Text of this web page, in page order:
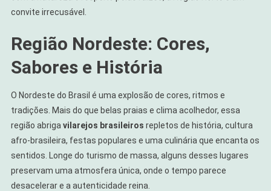
convite irrecusável.
Região Nordeste: Cores,
Sabores e História
O Nordeste do Brasil é uma explosão de cores, ritmos e
tradições. Mais do que belas praias e clima acolhedor, essa
região abriga vilarejos brasileiros repletos de história, cultura
afro-brasileira, festas populares e uma culinária que encanta os
sentidos. Longe do turismo de massa, alguns desses lugares
preservam uma atmosfera única, onde o tempo parece
desacelerar e a autenticidade reina.